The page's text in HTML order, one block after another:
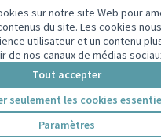
sur notre site Web pour
du site. Les cookies
utilisateur et un contenu
de nos canaux de médias
Tout accepter
seulement les cookies
Paramètres
sur Xsur Facebook
sur Instagram
Villeurbanne sur YouTube
externe)
libre Decidim .